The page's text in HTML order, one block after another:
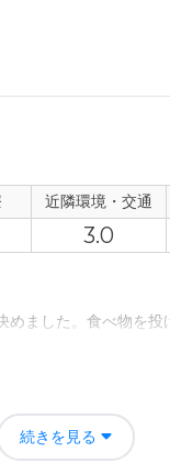
近隣環境・交通
3.0
ました。食べ物を
思われます。施設
続きを見る